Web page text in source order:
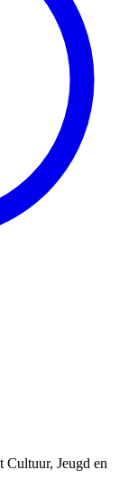
Cultuur, Jeugd en